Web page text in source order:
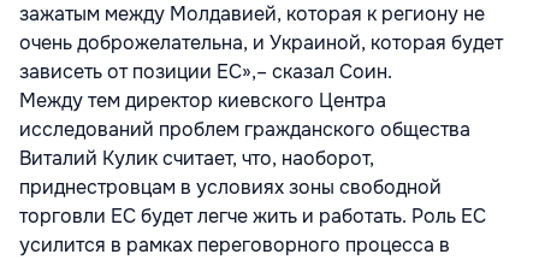
зажатым между Молдавией, которая к региону не
очень доброжелательна, и Украиной, которая будет
зависеть от позиции ЕС»,– сказал Соин.
Между тем директор киевского Центра
исследований проблем гражданского общества
Виталий Кулик считает, что, наоборот,
приднестровцам в условиях зоны свободной
торговли ЕС будет легче жить и работать. Роль ЕС
усилится в рамках переговорного процесса в